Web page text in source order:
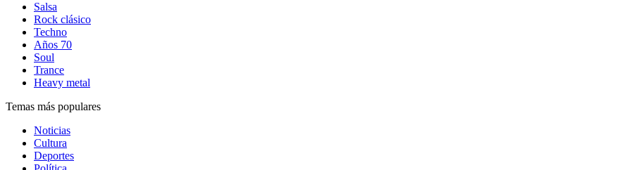
Salsa
Rock clásico
Techno
Años 70
Soul
Trance
Heavy metal
Temas más populares
Noticias
Cultura
Deportes